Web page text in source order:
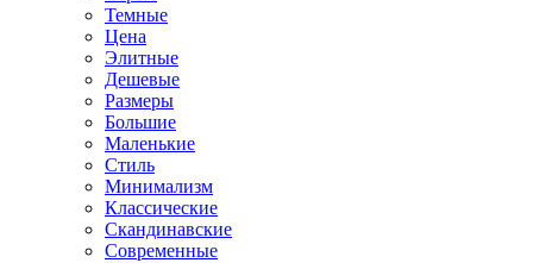
Темные
Цена
Элитные
Дешевые
Размеры
Большие
Маленькие
Стиль
Минимализм
Классические
Скандинавские
Современные